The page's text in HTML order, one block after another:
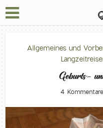
Allgemeines und
Geburts-
4 Kommentare